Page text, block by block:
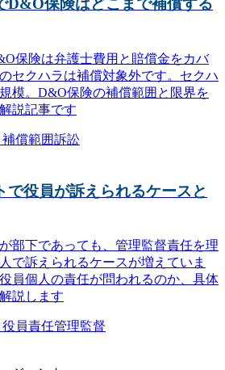
D&O保険はどこまで補償する
保険は弁護士費用と賠償金をカバ
セクハラは補償対象外です。セクハ
模。D&O保険の補償範囲と限界を
説記事です
補償範囲訴訟
で役員が訴えられるケースと
部下であっても、管理監督責任を理
で訴えられるケースが増えていま
員個人の責任が問われるのか、具体
説します
役員責任管理監督